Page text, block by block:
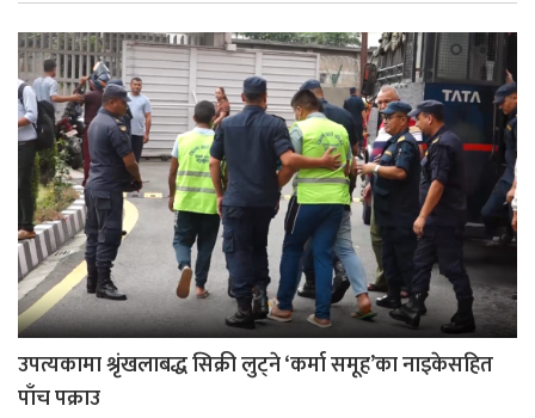
उपत्यकामा श्रृंखलाबद्ध सिक्री लुट्ने ‘कर्मा समूह’का नाइकेसहित
पाँच पक्राउ